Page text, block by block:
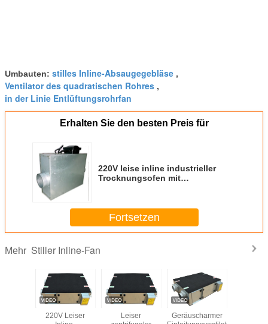
Umbauten: stilles Inline-Absaugegebläse ,
Ventilator des quadratischen Rohres ,
in der Linie Entlüftungsrohrfan
Erhalten Sie den besten Preis für
220V leise inline industrieller
Trocknungsofen mit
Fortsetzen
Mehr Stiller Inline-Fan
220V Leiser
Leiser
Geräuscharmer